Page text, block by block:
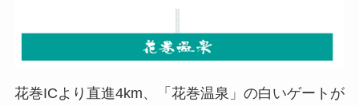
花巻ICより直進4km、「花巻温泉」の白いゲートが